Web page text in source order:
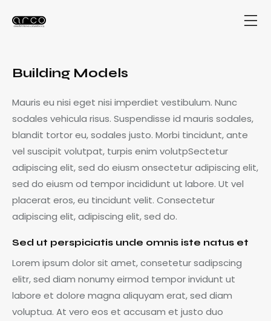
Building Models
Mauris eu nisi eget nisi imperdiet vestibulum. Nunc
sodales vehicula risus. Suspendisse id mauris sodales,
blandit tortor eu, sodales justo. Morbi tincidunt, ante
vel suscipit volutpat, turpis enim volutpSectetur
adipiscing elit, sed do eiusm onsectetur adipiscing elit,
sed do eiusm od tempor incididunt ut labore. Ut vel
placerat eros, eu tincidunt velit. Consectetur
adipiscing elit, adipiscing elit, sed do.
Sed ut perspiciatis unde omnis iste natus et
Lorem ipsum dolor sit amet, consetetur sadipscing
elitr, sed diam nonumy eirmod tempor invidunt ut
labore et dolore magna aliquyam erat, sed diam
voluptua. At vero eos et accusam et justo duo